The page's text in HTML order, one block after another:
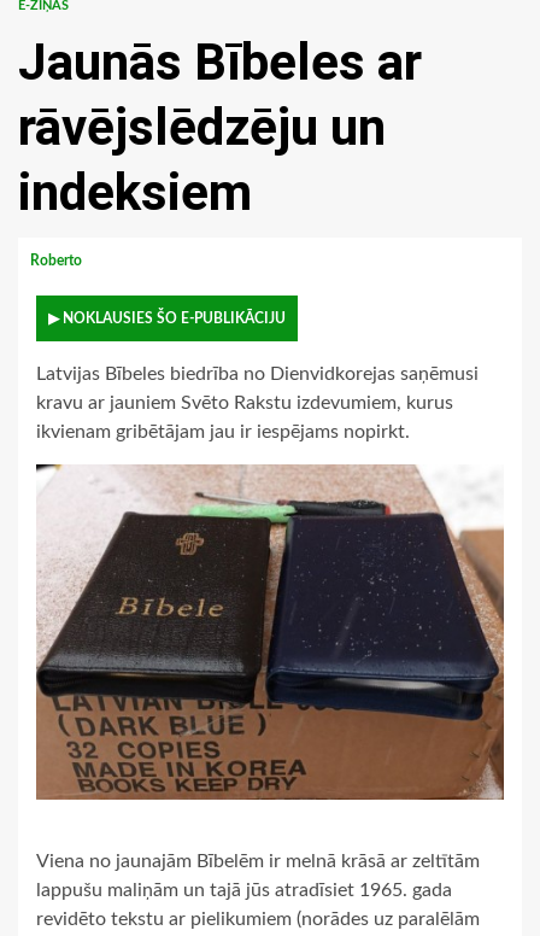
E-ZIŅAS
Jaunās Bībeles ar
rāvējslēdzēju un
indeksiem
Roberto
▶ NOKLAUSIES ŠO E-PUBLIKĀCIJU
Latvijas Bībeles biedrība no Dienvidkorejas saņēmusi
kravu ar jauniem Svēto Rakstu izdevumiem, kurus
ikvienam gribētājam jau ir iespējams nopirkt.
Viena no jaunajām Bībelēm ir melnā krāsā ar zeltītām
lappušu maliņām un tajā jūs atradīsiet 1965. gada
revidēto tekstu ar pielikumiem (norādes uz paralēlām